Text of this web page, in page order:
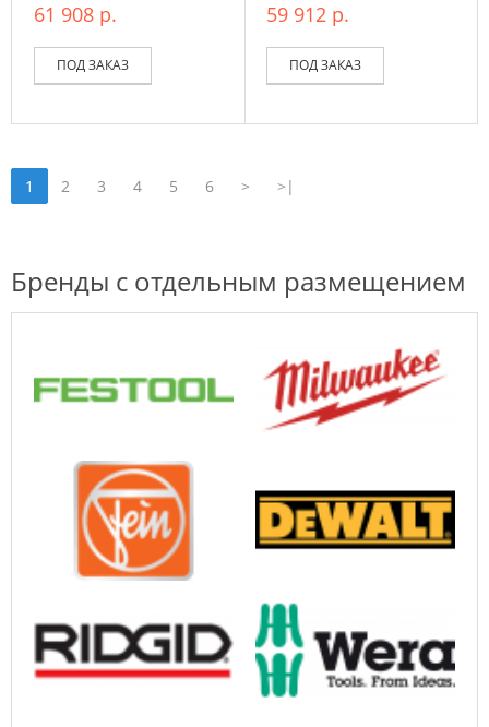
61 908 р.
ПОД ЗАКАЗ
59 912 р.
ПОД ЗАКАЗ
1 2 3 4 5 6 > >|
Бренды с отдельным размещением